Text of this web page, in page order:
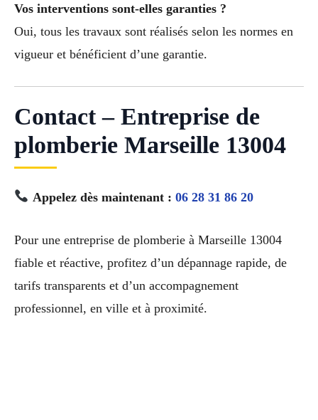
Vos interventions sont-elles garanties ?
Oui, tous les travaux sont réalisés selon les normes en
vigueur et bénéficient d’une garantie.
Contact – Entreprise de
plomberie Marseille 13004
Appelez dès maintenant : 06 28 31 86 20
Pour une entreprise de plomberie à Marseille 13004
fiable et réactive, profitez d’un dépannage rapide, de
tarifs transparents et d’un accompagnement
professionnel, en ville et à proximité.